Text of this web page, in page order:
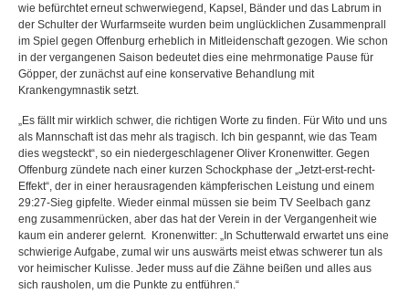
wie befürchtet erneut schwerwiegend, Kapsel, Bänder und das Labrum in
der Schulter der Wurfarmseite wurden beim unglücklichen Zusammenprall
im Spiel gegen Offenburg erheblich in Mitleidenschaft gezogen. Wie schon
in der vergangenen Saison bedeutet dies eine mehrmonatige Pause für
Göpper, der zunächst auf eine konservative Behandlung mit
Krankengymnastik setzt.
„Es fällt mir wirklich schwer, die richtigen Worte zu finden. Für Wito und uns
als Mannschaft ist das mehr als tragisch. Ich bin gespannt, wie das Team
dies wegsteckt“, so ein niedergeschlagener Oliver Kronenwitter. Gegen
Offenburg zündete nach einer kurzen Schockphase der „Jetzt-erst-recht-
Effekt“, der in einer herausragenden kämpferischen Leistung und einem
29:27-Sieg gipfelte. Wieder einmal müssen sie beim TV Seelbach ganz
eng zusammenrücken, aber das hat der Verein in der Vergangenheit wie
kaum ein anderer gelernt. Kronenwitter: „In Schutterwald erwartet uns eine
schwierige Aufgabe, zumal wir uns auswärts meist etwas schwerer tun als
vor heimischer Kulisse. Jeder muss auf die Zähne beißen und alles aus
sich rausholen, um die Punkte zu entführen.“